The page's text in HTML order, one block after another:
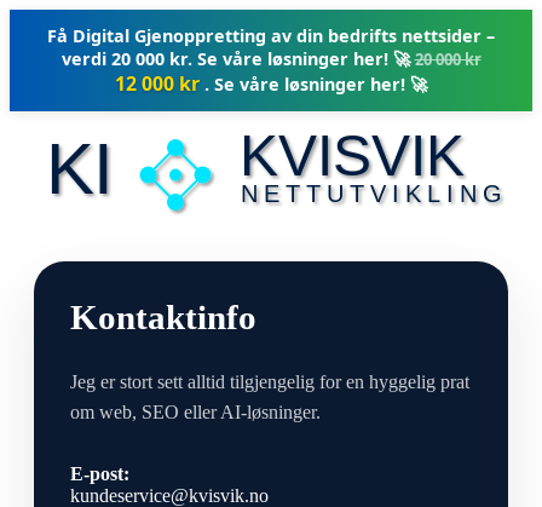
Få Digital Gjenoppretting av din bedrifts nettsider –
verdi 20 000 kr. Se våre løsninger her! 🚀20 000 kr
12 000 kr . Se våre løsninger her! 🚀
KI KVISVIK
NETTUTVIKLING
Kontaktinfo
Jeg er stort sett alltid tilgjengelig for en hyggelig prat
om web, SEO eller AI-løsninger.
E-post:
kundeservice@kvisvik.no